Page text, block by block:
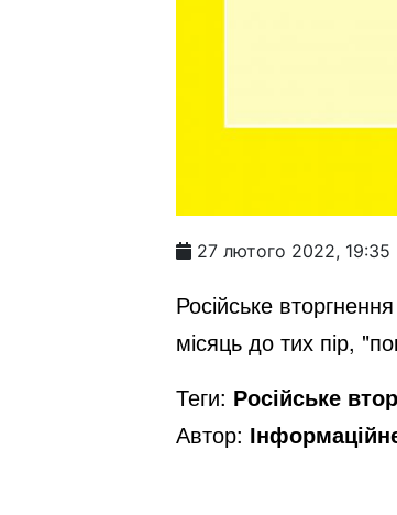
27 лютого 2022, 19:35
Російське
місяць до тих пір,
Теги: Російське
Автор: